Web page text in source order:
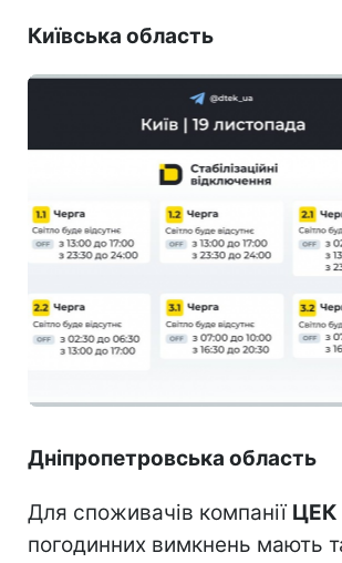
Київська область
Дніпропетровська область
Для споживачів компанії ЦЕК
погодинних вимкнень мають